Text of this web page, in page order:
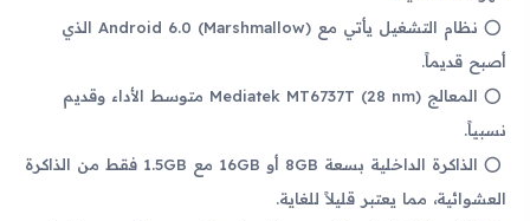
نظام التشغيل يأتي مع Android 6.0 (Marshmallow) الذي
أصبح قديماً.
المعالج Mediatek MT6737T (28 nm) متوسط الأداء وقديم
نسبياً.
الذاكرة الداخلية بسعة 8GB أو 16GB مع 1.5GB فقط من الذاكرة
العشوائية، مما يعتبر قليلاً للغاية.